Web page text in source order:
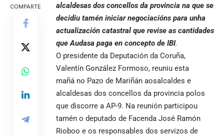
COMPARTE
alcaldesas dos concellos da provincia na que se
decidiu tamén iniciar negociacións para unha
actualización catastral que revise as cantidades
que Audasa paga en concepto de IBI.
O presidente da Deputación da Coruña,
Valentín González Formoso, reuniu esta
mañá no Pazo de Mariñán aosalcaldes e
alcaldesas dos concellos da provincia polos
que discorre a AP-9. Na reunión participou
tamén o deputado de Facenda José Ramón
Rioboo e os responsables dos servizos de